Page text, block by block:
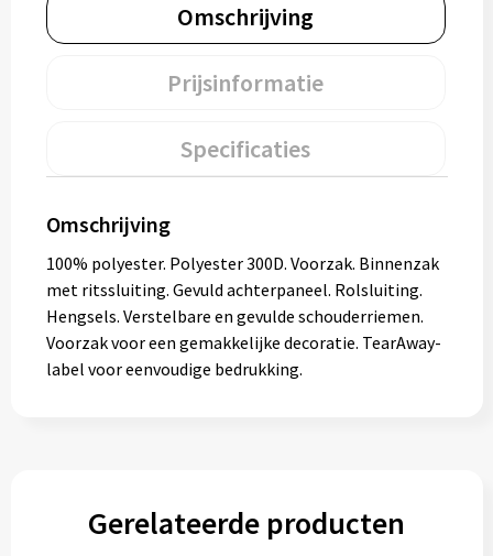
Snoep
Stormparaplu's
Klassieke paraplu's
Opvouwbare paraplu's
Vrije tijd
Omschrijving
Prijsinformatie
Specificaties
Omschrijving
100% polyester. Polyester 300D. Voorzak. Binnenzak
met ritssluiting. Gevuld achterpaneel. Rolsluiting.
Hengsels. Verstelbare en gevulde schouderriemen.
Voorzak voor een gemakkelijke decoratie. TearAway-
label voor eenvoudige bedrukking.
Gerelateerde producten